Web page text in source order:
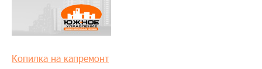
Копилка на капремонт